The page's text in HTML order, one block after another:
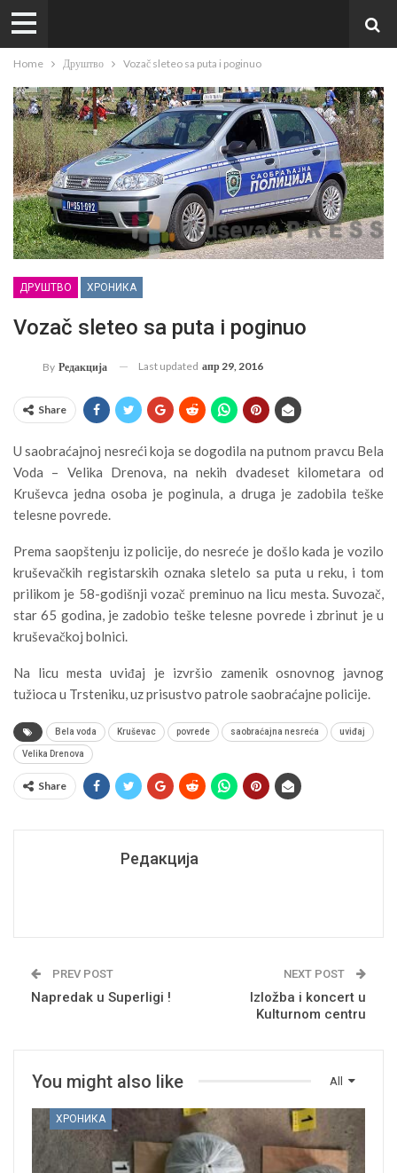
Home Друштво Vozač sleteo sa puta i poginuo
ДРУШТВО ХРОНИКА
Vozač sleteo sa puta i poginuo
By Редакција Last updated апр 29, 2016
Share
U saobraćajnoj nesreći koja se dogodila na putnom pravcu Bela
Voda – Velika Drenova, na nekih dvadeset kilometara od
Kruševca jedna osoba je poginula, a druga je zadobila teške
telesne povrede.
Prema saopštenju iz policije, do nesreće je došlo kada je vozilo
kruševačkih registarskih oznaka sletelo sa puta u reku, i tom
prilikom je 58-godišnji vozač preminuo na licu mesta. Suvozač,
star 65 godina, je zadobio teške telesne povrede i zbrinut je u
kruševačkoj bolnici.
Na licu mesta uviđaj je izvršio zamenik osnovnog javnog
tužioca u Trsteniku, uz prisustvo patrole saobraćajne policije.
Bela voda Kruševac povrede saobraćajna nesreća uviđaj
Velika Drenova
Share
Редакција
PREV POST
Napredak u Superligi !
NEXT POST
Izložba i koncert u
Kulturnom centru
All
You might also like
ХРОНИКА